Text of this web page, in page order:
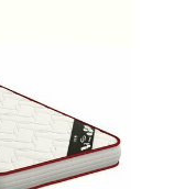
et durabilité. Il